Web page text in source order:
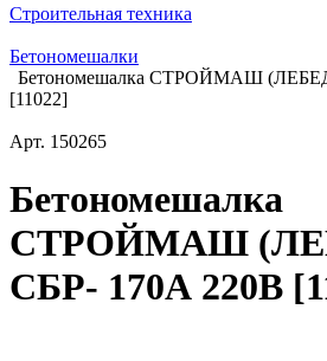
Строительная техника
Бетономешалки
Бетономешалка СТРОЙМАШ
[11022]
Арт. 150265
Бетономешалка
СТРОЙМАШ
СБР- 170А 220В